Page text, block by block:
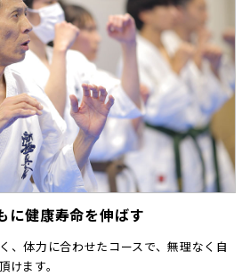
に健康寿命を伸ばす
、体力に合わせたコースで、無理なく自
けます。